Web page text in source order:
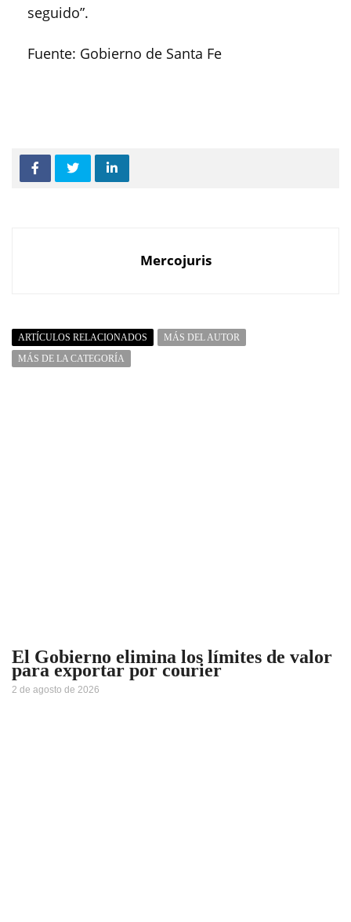
seguido”.
Fuente: Gobierno de Santa Fe
Mercojuris
ARTÍCULOS RELACIONADOS
MÁS DEL AUTOR
MÁS DE LA CATEGORÍA
El Gobierno elimina los límites de valor
para exportar por courier
2 de agosto de 2026